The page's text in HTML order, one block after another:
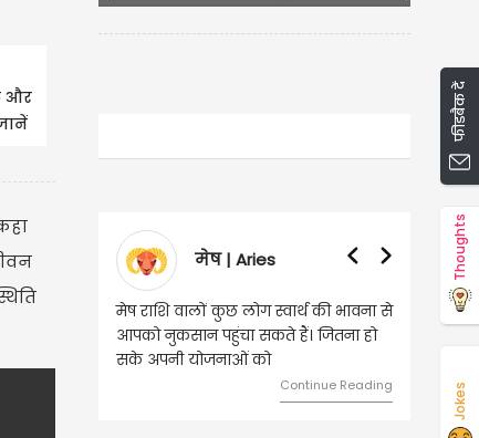
और
वृषभ | Taurus
वृष राशि वालों आय के स्त्रोत बढ़ने से रुके
हुए कार्यों में गति आएगी। युवा वर्ग भविष्य
को लेकर ज्यादा फोकस रहेंगे।
Continue Reading
फीडबैक दें
Thoughts
Jokes